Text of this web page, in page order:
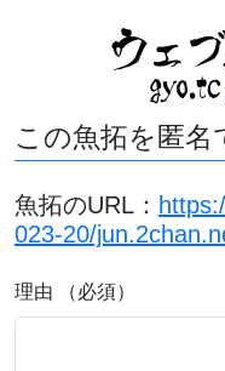
この魚拓を匿名
魚拓のURL：
023-20/
理由 （必須）